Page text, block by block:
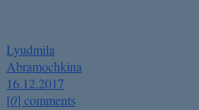
Lyudmila
Abramochkina
16.12.2017
[0] comments